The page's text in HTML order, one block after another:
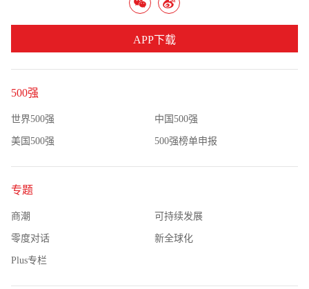
500强
世界500强 中国500强
美国500强 500强榜单申报
专题
商潮 可持续发展
零度对话 新全球化
Plus专栏
APP下载